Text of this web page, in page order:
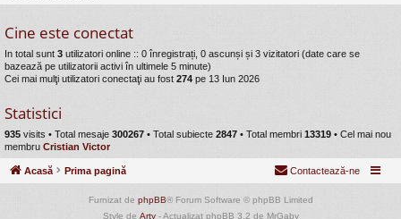
Cine este conectat
In total sunt 3 utilizatori online :: 0 înregistrați, 0 ascunși și 3 vizitatori (date care se
bazează pe utilizatorii activi în ultimele 5 minute)
Cei mai mulţi utilizatori conectaţi au fost 274 pe 13 Iun 2026
Statistici
935 visits • Total mesaje 300267 • Total subiecte 2847 • Total membri 13319 • Cel mai nou
membru Cristian Victor
Acasă Prima pagină Contactează-ne
Furnizat de phpBB® Forum Software © phpBB Limited
Style de Arty- Actualizat phpBB 3.2 de MrGaby